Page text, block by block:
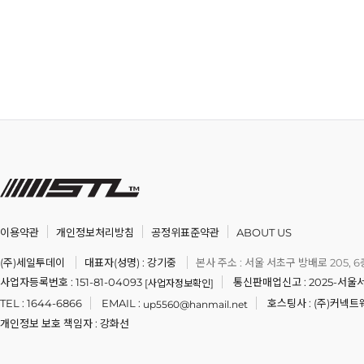
이용약관 개인정보처리방침 공정위표준약관 ABOUT US
(주)세일투데이 대표자(성명) : 강기중
본사 주소 : 서울 서초구 방배로 205, 6
사업자등록번호 : 151-81-04093 [사업자정보확인]
통신판매업신고 : 2025-서울
TEL : 1644-6866
EMAIL : up5560@hanmail.net
호스팅사 : (주)커넥트
개인정보 보호 책임자 : 강화선